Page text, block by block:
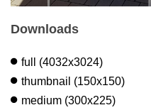
Downloads
full (4032x3024)
thumbnail (150x150)
medium (300x225)